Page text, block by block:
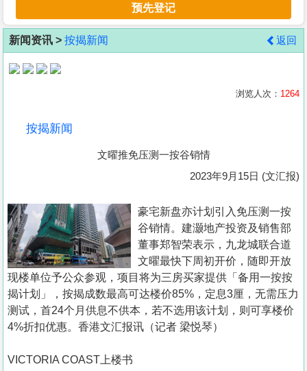
客
地
产
置
业
手
册
关
於
预先登记
新闻资讯 > 按揭新闻 返回
浏览人次： 1264
按揭新闻
文曜推免压测一按谷销情
2023年9月15日 (文汇报)
豪宅新盘亦计划引入免压测一按
谷销情。建灏地产投资及销售部
董事郑智荣表示，九龙城联合道
文曜最快下周初开价，随即开放
现楼单位予公众参观，项目将为三房买家提供「备用一按按
揭计划」，按揭成数最高可达楼价85%，定息3厘，无需压力
测试，首24个月供息不供本，若不选用该计划，则可享楼价
4%折扣优惠。香港文汇报讯（记者 梁悦琴）
VICTORIA COAST上楼书